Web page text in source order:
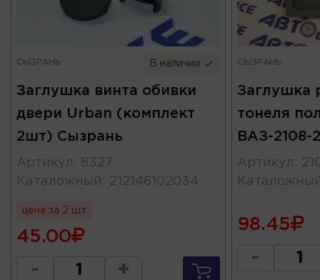
СЫЗРАНЬ В наличии
Заглушка винта обивки
двери Urban (комплект
2шт) Сызрань
Артикул : 8327
Каталожный : 212146102034
цена за 2 шт
45.00
- +
СЫЗРАНЬ
Заглушка
тонеля
ВАЗ-2108-
Артикул :
98.45
-